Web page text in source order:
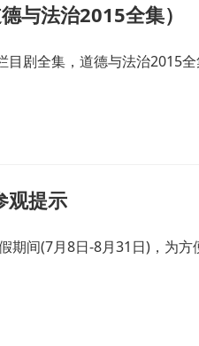
与法治2015全集）
剧全集，道德与法治2015
观提示
期间(7月8日-8月31日)，为方